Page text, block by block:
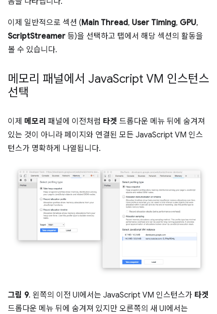
이제 일반적으로 섹션 (Main Thread, User Timing, GPU,
ScriptStreamer 등)을 선택하고 탭에서 해당 섹션의 활동을
볼 수 있습니다.
메모리 패널에서 JavaScript VM 인스턴스
선택
이제 메모리 패널에 이전처럼 타겟 드롭다운 메뉴 뒤에 숨겨져
있는 것이 아니라 페이지와 연결된 모든 JavaScript VM 인스
턴스가 명확하게 나열됩니다.
그림 9. 왼쪽의 이전 UI에서는 JavaScript VM 인스턴스가 타겟
드롭다운 메뉴 뒤에 숨겨져 있지만 오른쪽의 새 UI에서는